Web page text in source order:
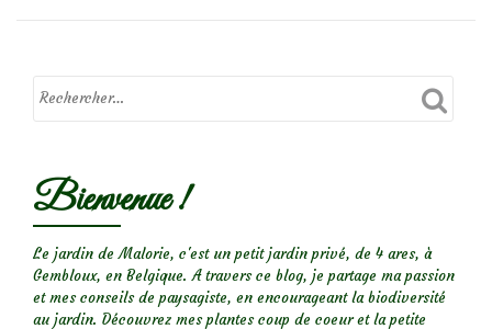
sur
Proust
Bienvenue !
Le jardin de Malorie, c'est un petit jardin privé, de 4 ares, à
Gembloux, en Belgique. A travers ce blog, je partage ma passion
et mes conseils de paysagiste, en encourageant la biodiversité
au jardin. Découvrez mes plantes coup de coeur et la petite